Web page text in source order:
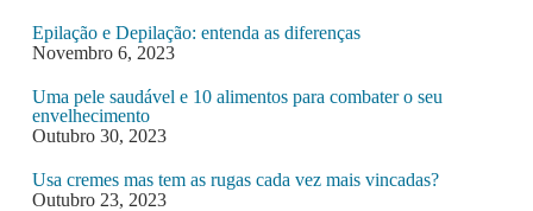
Epilação e Depilação: entenda as diferenças
Novembro 6, 2023
Uma pele saudável e 10 alimentos para combater o seu
envelhecimento
Outubro 30, 2023
Usa cremes mas tem as rugas cada vez mais vincadas?
Outubro 23, 2023